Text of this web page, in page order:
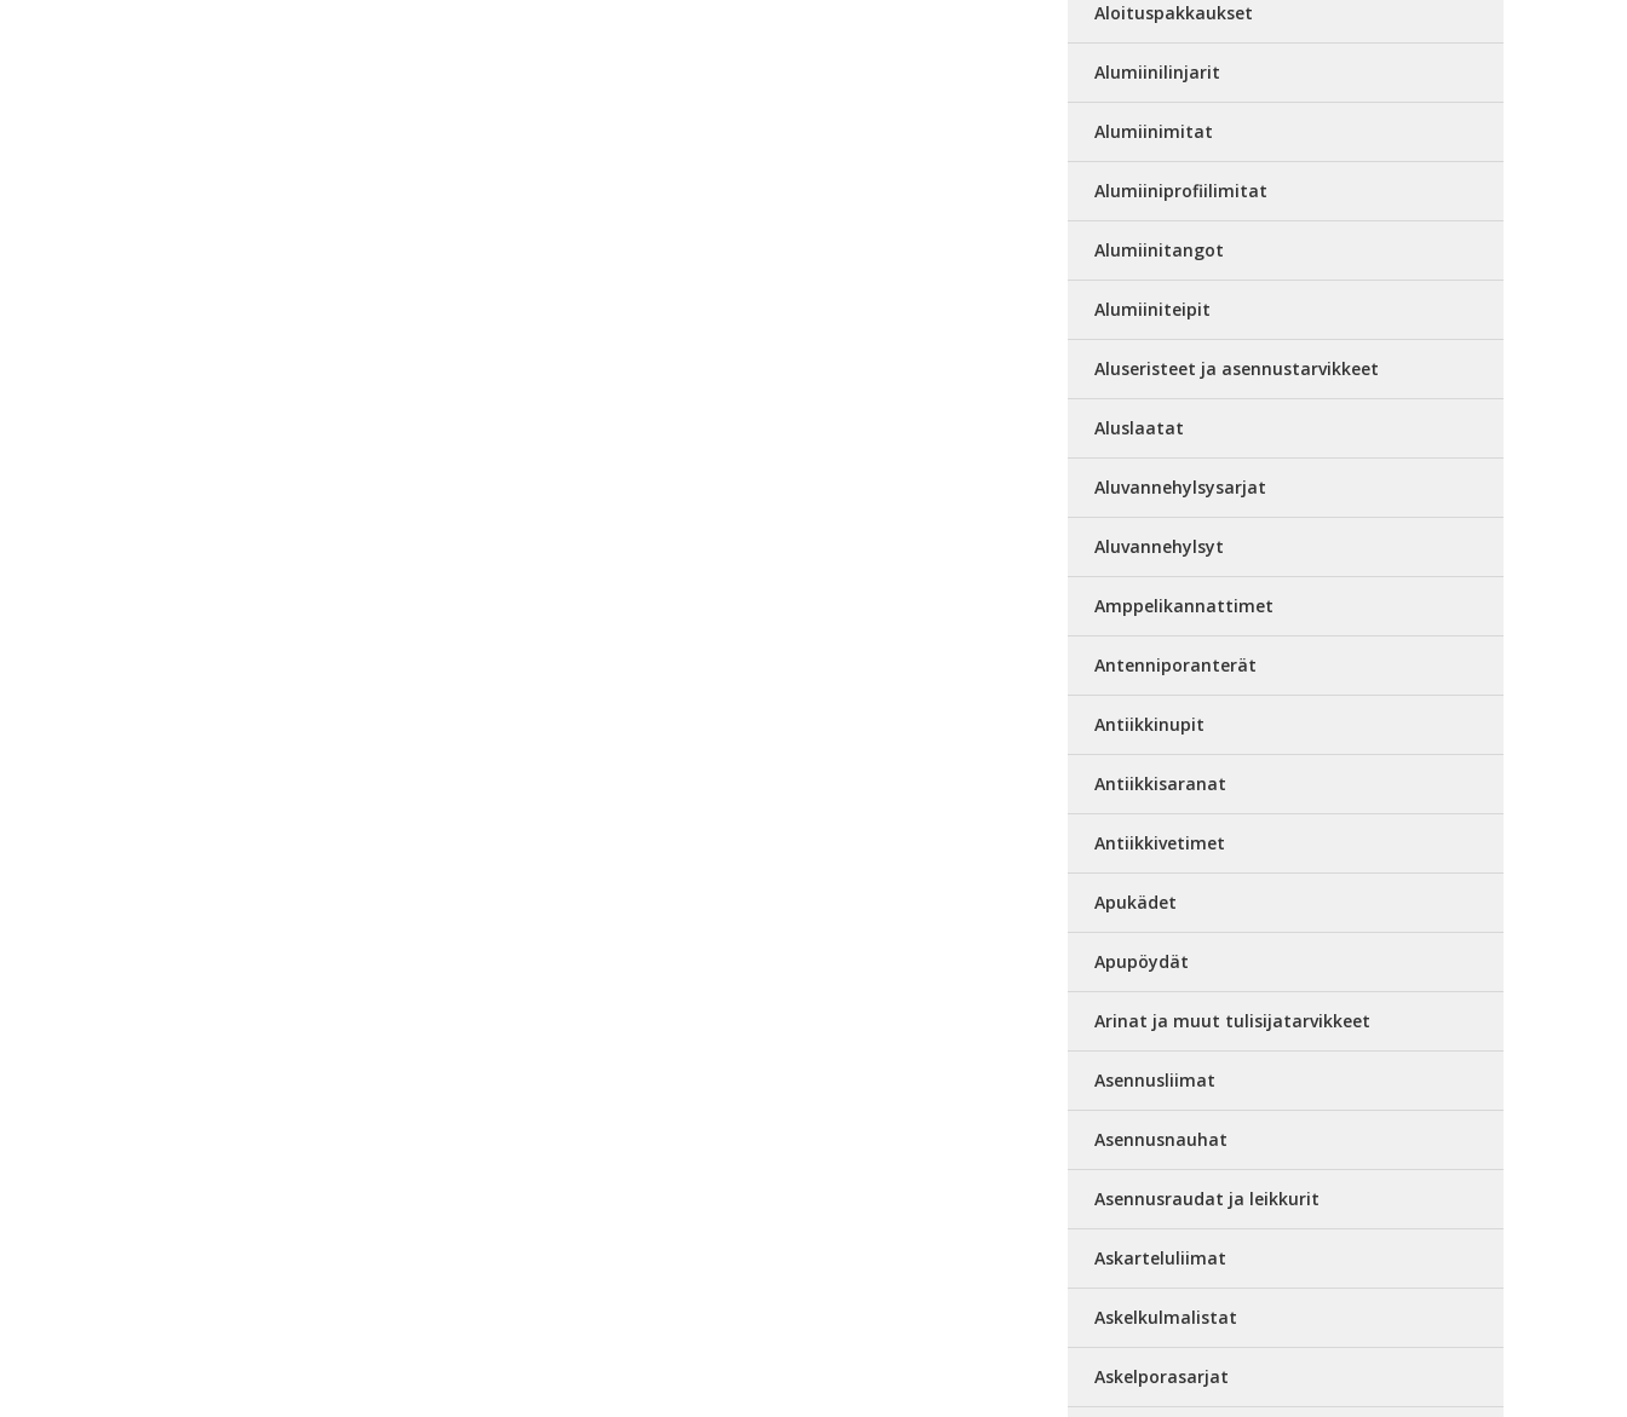
Aloituspakkaukset
Alumiinilinjarit
Alumiinimitat
Alumiiniprofiilimitat
Alumiinitangot
Alumiiniteipit
Aluseristeet ja asennustarvikkeet
Aluslaatat
Aluvannehylsysarjat
Aluvannehylsyt
Amppelikannattimet
Antenniporanterät
Antiikkinupit
Antiikkisaranat
Antiikkivetimet
Apukädet
Apupöydät
Arinat ja muut tulisijatarvikkeet
Asennusliimat
Asennusnauhat
Asennusraudat ja leikkurit
Askarteluliimat
Askelkulmalistat
Askelporasarjat